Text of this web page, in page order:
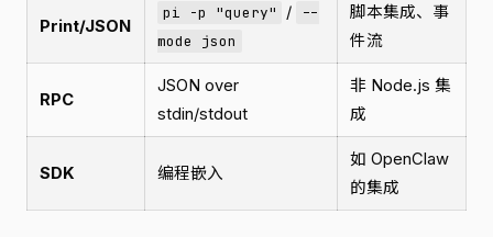
Print/JSON
pi -p "query" /
--
mode json
脚本集成、事
件流
RPC
JSON over
stdin/stdout
非 Node.js 集
成
SDK 编程嵌入
如 OpenClaw
的集成